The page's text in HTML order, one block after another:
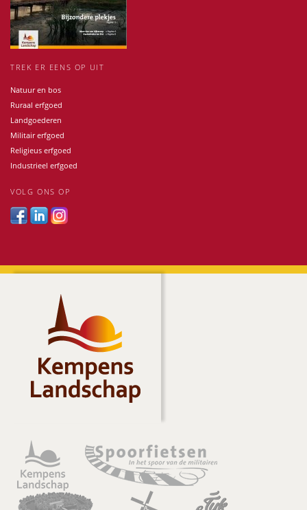
TREK ER EENS OP UIT
Natuur en bos
Ruraal erfgoed
Landgoederen
Militair erfgoed
Religieus erfgoed
Industrieel erfgoed
VOLG ONS OP